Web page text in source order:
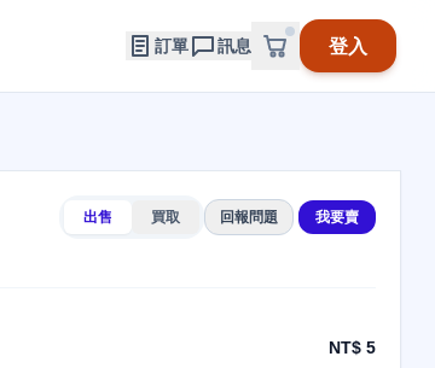
訂單 訊息 登入
出售 買取 回報問題 我要賣
NT$ 5